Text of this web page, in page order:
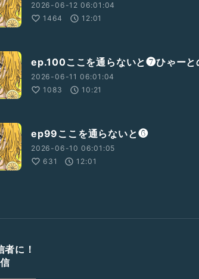
2026-06-12 06:01:04
1464
12:01
ep.100ここを通らないと❼ひゃーと
2026-06-11 06:01:04
1083
10:21
ep99ここを通らないと❻
2026-06-10 06:01:05
631
12:01
に！